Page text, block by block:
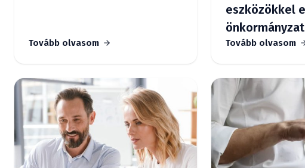
Tovább olvasom
eszközökkel
Tovább olvasom